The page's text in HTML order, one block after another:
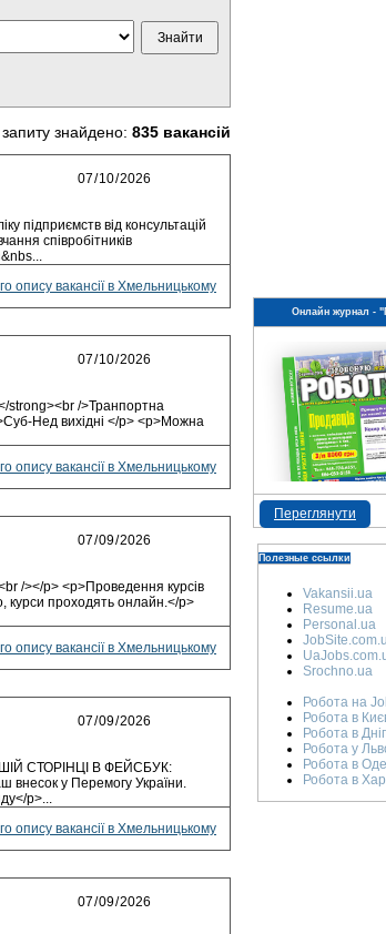
знайдено: 835 вакансій
підприємств від консультацій
співробітників
опису вакансії в Хмельницькому
strong><br />Транпортна
Нед вихідні </p> <p>Можна
опису вакансії в Хмельницькому
/></p> <p>Проведення курсів
курси проходять онлайн.</p>
опису вакансії в Хмельницькому
СТОРІНЦІ В ФЕЙСБУК:
внесок у Перемогу України.
p>...
опису вакансії в Хмельницькому
Онлайн журнал -
Переглянути
Полезные ссылки
Vakansii.ua
Resume.ua
Personal.ua
Srochno.ua
Робота на
Робота в
Робота в
Робота у
Робота в
Робота в